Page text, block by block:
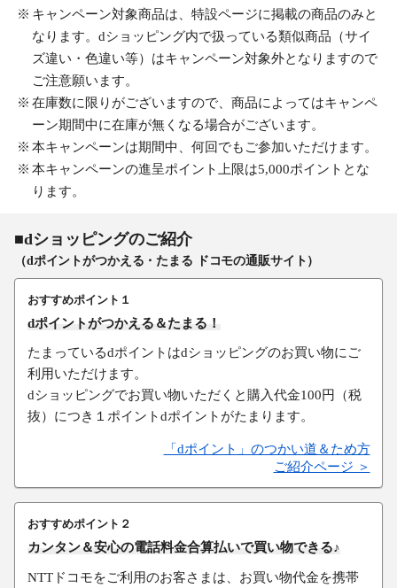
キャンペーン対象商品は、特設ページに掲載の商品のみと
なります。dショッピング内で扱っている類似商品（サイ
ズ違い・色違い等）はキャンペーン対象外となりますので
ご注意願います。
在庫数に限りがございますので、商品によってはキャンペ
ーン期間中に在庫が無くなる場合がございます。
本キャンペーンは期間中、何回でもご参加いただけます。
本キャンペーンの進呈ポイント上限は5,000ポイントとな
ります。
■dショッピングのご紹介
（dポイントがつかえる・たまる ドコモの通販サイト）
おすすめポイント１
dポイントがつかえる＆たまる！
たまっているdポイントはdショッピングのお買い物にご
利用いただけます。
dショッピングでお買い物いただくと購入代金100円（税
抜）につき１ポイントdポイントがたまります。
「dポイント」のつかい道＆ため方
ご紹介ページ ＞
おすすめポイント２
カンタン＆安心の電話料金合算払いで買い物できる♪
NTTドコモをご利用のお客さまは、お買い物代金を携帯